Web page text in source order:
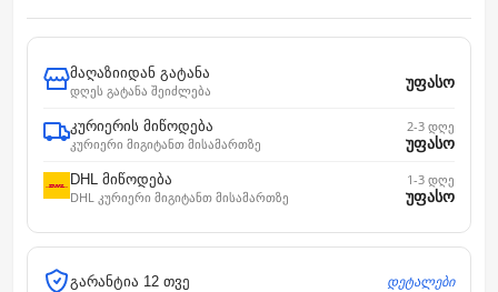
მაღაზიიდან გატანა
დღეს გატანა შეიძლება
უფასო
კურიერის მიწოდება
კურიერი მიგიტანთ მისამართზე
2-3 დღე
უფასო
DHL მიწოდება
DHL კურიერი მიგიტანთ მისამართზე
1-3 დღე
უფასო
გარანტია 12 თვე დეტალები